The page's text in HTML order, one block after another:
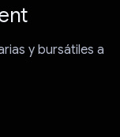
y bursátiles a